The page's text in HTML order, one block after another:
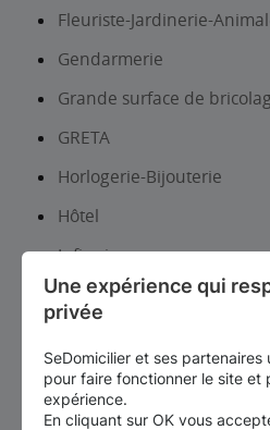
Fleuriste-Jardinerie-
Gendarmerie
Grande surface de
GRETA
Horlogerie-Bijouterie
Hôtel
Infirmier
Information touristique
Institut universitaire
Laboratoire d analyses et
Une expérience qui
privée
SeDomicilier et ses
pour faire fonctionner le site et
expérience.
En cliquant sur OK vous